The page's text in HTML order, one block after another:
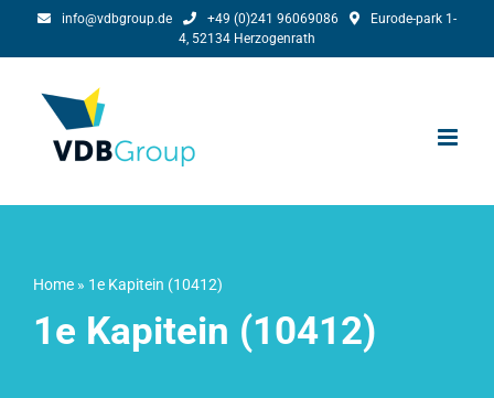
info@vdbgroup.de +49 (0)241 96069086
Eurode-park 1-
4, 52134 Herzogenrath
Home» 1e Kapitein (10412)
1e Kapitein (10412)